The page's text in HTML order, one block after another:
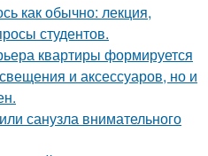
как обычно: лекция,
студентов.
квартиры формируется
и аксессуаров, но и
санузла внимательного